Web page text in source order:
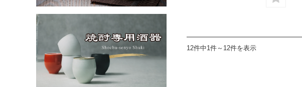
12件中1件～12件を表示